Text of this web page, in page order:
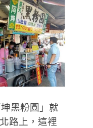
黑粉圓」就
路上，這裡